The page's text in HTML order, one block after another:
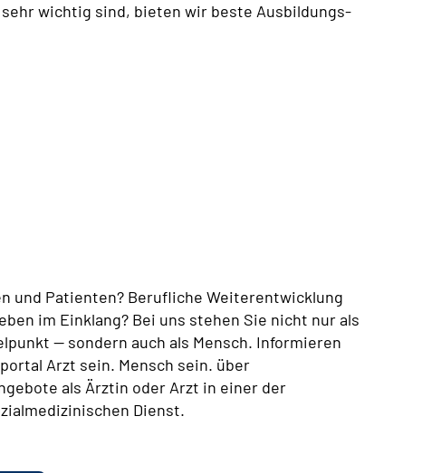
wichtig sind, bieten wir beste Ausbildungs-
und Patienten? Berufliche Weiterentwicklung
im Einklang? Bei uns stehen Sie nicht nur als
— sondern auch als Mensch. Informieren
Arzt sein. Mensch sein. über
als Ärztin oder Arzt in einer der
Dienst.